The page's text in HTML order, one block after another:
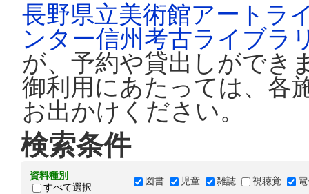
長野県立美術館アートラ
ンター信州考古ライブラ
が、予約や貸出しができ
御利用にあたっては、各
お出かけください。
検索条件
資料種別
すべて選択
図書 児童 雑誌 視聴覚